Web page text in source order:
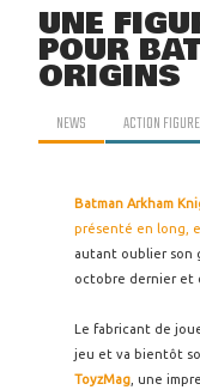
UNE
POUR
ORIGINS
NEWS ACTION FIGURE
Batman Arkham
présenté en long,
autant oublier son
octobre dernier et
Le fabricant de
jeu et va bientôt
ToyzMag , une